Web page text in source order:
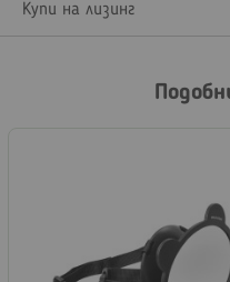
Купи на лизинг